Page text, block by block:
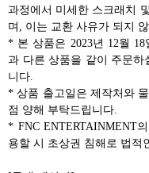
과정에서 미세한 스크래치
며, 이는 교환 사유가 되지
* 본 상품은 2023년 12월
과 다른 상품을 같이 주문하
니다.
* 상품 출고일은 제작처와
점 양해 부탁드립니다.
* FNC ENTERTAINMENT
용할 시 초상권 침해로 법적